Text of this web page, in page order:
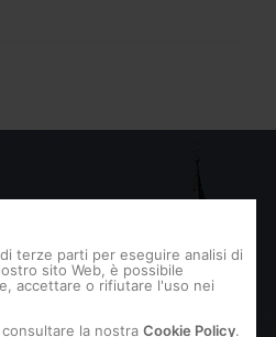
terze parti per eseguire analisi di
sito Web, è possibile
accettare o rifiutare l'uso nei
la nostra Cookie Policy.